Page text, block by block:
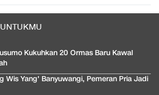
Kukuhkan 20 Ormas Baru Kawal
Wis Yang' Banyuwangi, Pemeran Pria Jadi